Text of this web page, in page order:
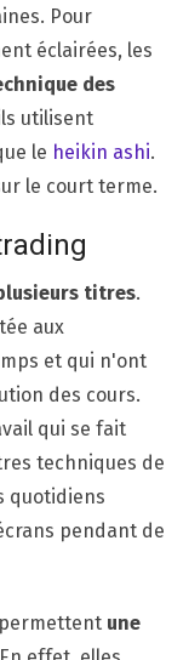
Pour
éclairées, les
des
utilisent
le heikin ashi.
le court terme.
titres.
aux
et qui n'ont
des cours.
qui se fait
techniques de
quotidiens
pendant de
une